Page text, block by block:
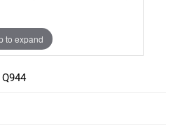
to expand